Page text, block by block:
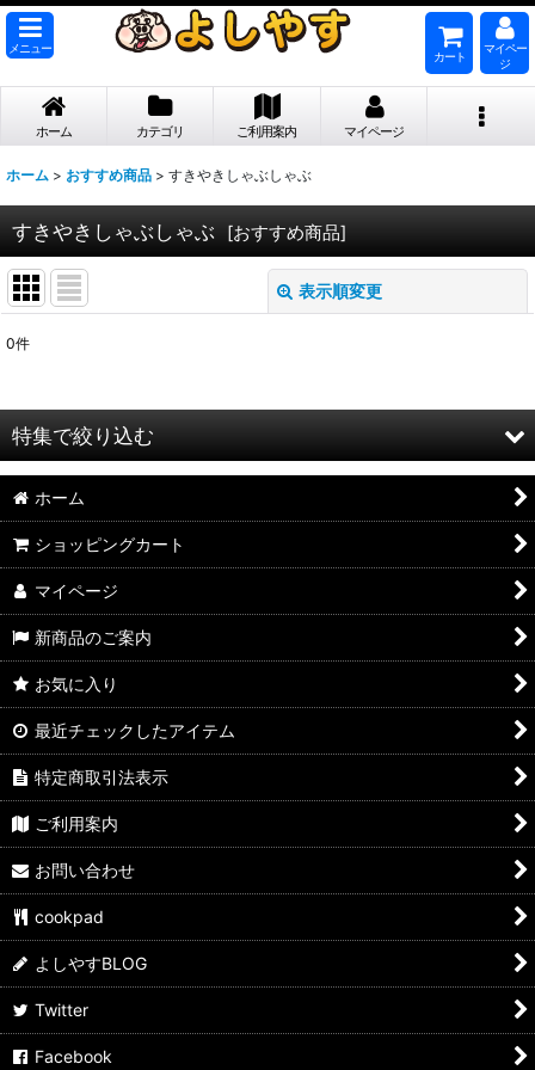
メニュー
カート
マイペー
ジ
ホーム カテゴリ ご利用案内 マイページ
ホーム > おすすめ商品 > すきやきしゃぶしゃぶ
すきやきしゃぶしゃぶ [おすすめ商品]
表示順変更
並び順 :
0件
特集で絞り込む
【業務用 お取引先様専用】
よしやす歳末市
すきやきしゃぶしゃぶ
ぶたまん
ウマ麺
飲料
よしやす弁当
サイドメニュー
よしやすフェス
ホーム
ショッピングカート
マイページ
新商品のご案内
お気に入り
最近チェックしたアイテム
特定商取引法表示
ご利用案内
お問い合わせ
cookpad
よしやすBLOG
Twitter
Facebook